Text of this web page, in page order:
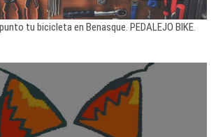
tu bicicleta en Benasque. PEDALEJO BIKE.